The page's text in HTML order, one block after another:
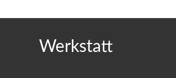
Werkstatt